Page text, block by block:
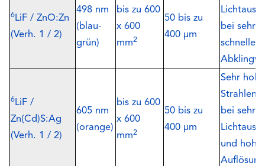
6LiF / ZnO:Zn
(Verh. 1 / 2)
498 nm
(blau-
grün)
bis zu 600
x 600
mm2
50 bis zu
400 µm
bei sehr
schnellem
6LiF /
Zn(Cd)S:Ag
(Verh. 1 / 2)
605 nm
(orange)
bis zu 600
x 600
mm2
50 bis zu
400 µm
Sehr hohe
bei sehr
und hoher
Auflösung